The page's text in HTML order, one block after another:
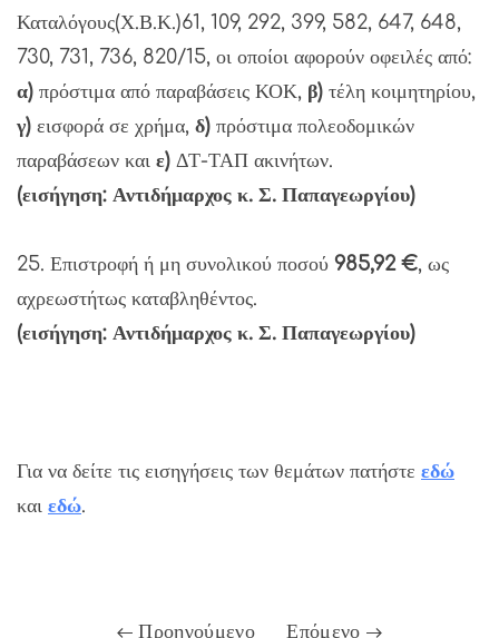
Καταλόγους(Χ.Β.Κ.)61, 109, 292, 399, 582, 647, 648,
730, 731, 736, 820/15, οι οποίοι αφορούν οφειλές από:
α) πρόστιμα από παραβάσεις ΚΟΚ, β) τέλη κοιμητηρίου,
γ) εισφορά σε χρήμα, δ) πρόστιμα πολεοδομικών
παραβάσεων και ε) ΔΤ-ΤΑΠ ακινήτων.
(εισήγηση: Αντιδήμαρχος κ. Σ. Παπαγεωργίου)
25. Επιστροφή ή μη συνολικού ποσού 985,92 €, ως
αχρεωστήτως καταβληθέντος.
(εισήγηση: Αντιδήμαρχος κ. Σ. Παπαγεωργίου)
Για να δείτε τις εισηγήσεις των θεμάτων πατήστε εδώ
και εδώ.
Προηγούμενο Επόμενο